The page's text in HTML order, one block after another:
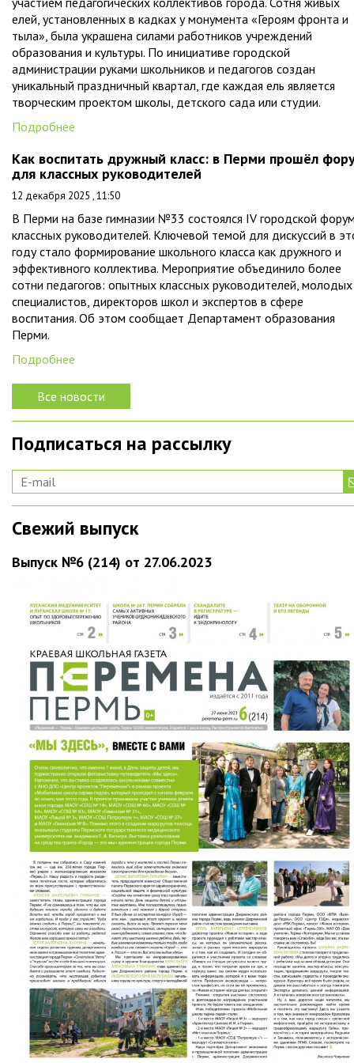
елей, установленных в кадках у монумента «Героям фронта и
тыла», была украшена силами работников учреждений
образования и культуры. По инициативе городской
администрации руками школьников и педагогов создан
уникальный праздничный квартал, где каждая ель является
творческим проектом школы, детского сада или студии.
Подробнее
Как воспитать дружный класс: в Перми прошёл
для классных руководителей
12 декабря 2025 , 11:50
В Перми на базе гимназии №33 состоялся IV городской
классных руководителей. Ключевой темой для дискуссий в
году стало формирование школьного класса как дружного и
эффективного коллектива. Мероприятие объединило более
сотни педагогов: опытных классных руководителей, молодых
специалистов, директоров школ и экспертов в сфере
воспитания. Об этом сообщает Департамент образования
Перми.
Подробнее
Все новости
Подписаться на рассылку
Свежий выпуск
Выпуск №6 (214) от 27.06.2023